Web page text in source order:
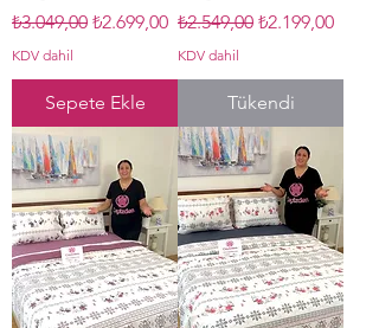
Normal Fiyat
₺3.049,00 İndirimli Fiyat
₺2.699,00
KDV dahil
Sepete Ekle
Normal Fiyat
₺2.549,00 İndirimli Fiyat
₺2.199,00
KDV dahil
Tükendi